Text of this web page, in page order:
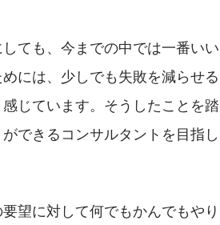
ても、今までの中では一番いい
には、少しでも失敗を減らせる
じています。そうしたことを踏
できるコンサルタントを目指し
望に対して何でもかんでもやり